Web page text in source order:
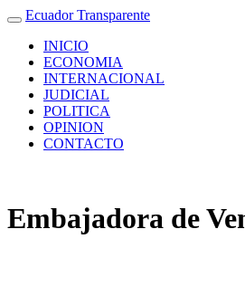
Ecuador Transparente
INICIO
ECONOMIA
INTERNACIONAL
JUDICIAL
POLITICA
OPINION
CONTACTO
Embajadora de